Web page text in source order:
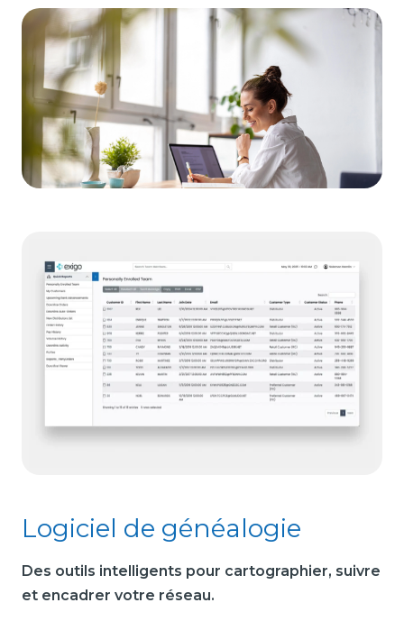
Logiciel de généalogie
Des outils intelligents pour cartographier, suivre
et encadrer votre réseau.